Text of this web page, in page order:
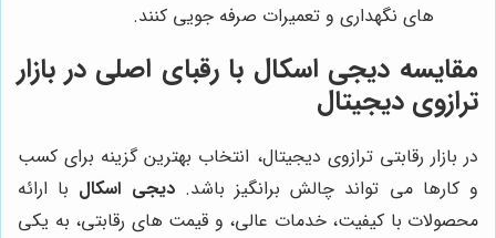
های نگهداری و تعمیرات صرفه جویی کنند.
مقایسه دیجی اسکال با رقبای اصلی در بازار
ترازوی دیجیتال
در بازار رقابتی ترازوی دیجیتال، انتخاب بهترین گزینه برای کسب
و کارها می تواند چالش برانگیز باشد.دیجی اسکال با ارائه
محصولات با کیفیت، خدمات عالی، و قیمت های رقابتی، به یکی